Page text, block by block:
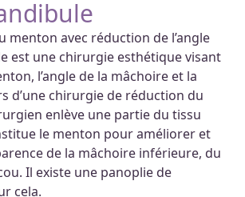
menton avec réduction de l’angle
est une chirurgie esthétique visant
l’angle de la mâchoire et la
d’une chirurgie de réduction du
enlève une partie du tissu
le menton pour améliorer et
de la mâchoire inférieure, du
Il existe une panoplie de
cela.